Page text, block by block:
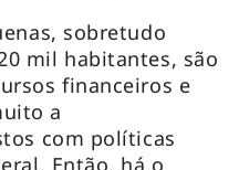
sobretudo
mil habitantes, são
financeiros e
a
com políticas
Então, há o